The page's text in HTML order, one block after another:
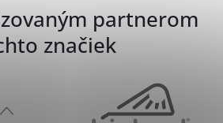
partnerom
značiek